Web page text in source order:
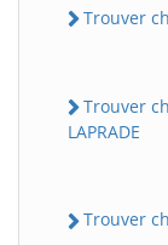
Trouver
Trouver
LAPRADE
Trouver